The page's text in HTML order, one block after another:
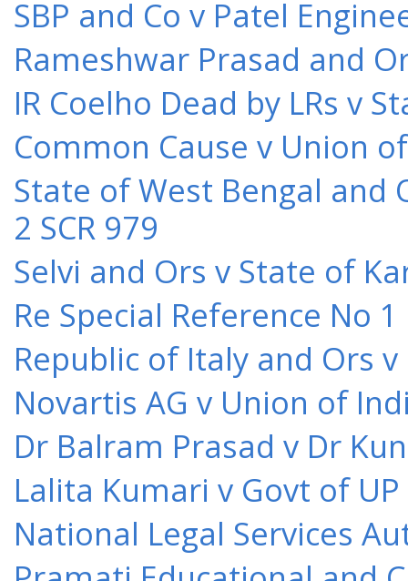
SBP and Co v Patel
Rameshwar Prasad and
IR Coelho Dead by LRs v
Common Cause v Union
State of West Bengal
2 SCR 979
Selvi and Ors v State of
Re Special Reference No
Republic of Italy and Ors
Novartis AG v Union of
Dr Balram Prasad v Dr
Lalita Kumari v Govt of
National Legal Services